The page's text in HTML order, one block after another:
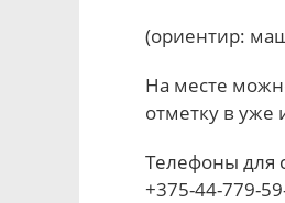
(ориентир:
На месте
отметку в
Телефоны для
+375-44-779-